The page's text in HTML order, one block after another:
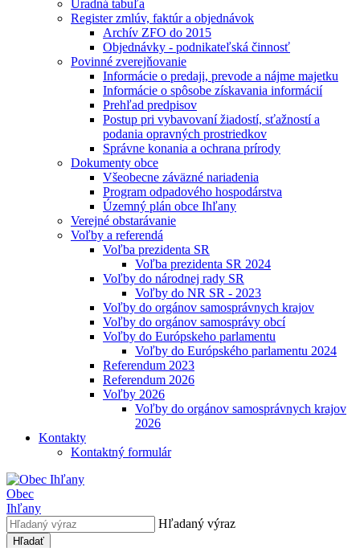
Úradná tabuľa
Register zmlúv, faktúr a objednávok
Archív ZFO do 2015
Objednávky - podnikateľská činnosť
Povinné zverejňovanie
Informácie o predaji, prevode a nájme majetku
Informácie o spôsobe získavania informácií
Prehľad predpisov
Postup pri vybavovaní žiadostí, sťažností a
podania opravných prostriedkov
Správne konania a ochrana prírody
Dokumenty obce
Všeobecne záväzné nariadenia
Program odpadového hospodárstva
Územný plán obce Ihľany
Verejné obstarávanie
Voľby a referendá
Voľba prezidenta SR
Voľba prezidenta SR 2024
Voľby do národnej rady SR
Voľby do NR SR - 2023
Voľby do orgánov samosprávnych krajov
Voľby do orgánov samosprávy obcí
Voľby do Európskeho parlamentu
Voľby do Európského parlamentu 2024
Referendum 2023
Referendum 2026
Voľby 2026
Voľby do orgánov samosprávnych krajov
2026
Kontakty
Kontaktný formulár
Obec
Ihľany
Hľadaný výraz
Hľadať